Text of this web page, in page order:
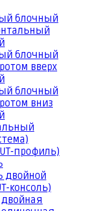
блочный
блочный
вверх
блочный
вниз
профиль)
двойной
консоль)